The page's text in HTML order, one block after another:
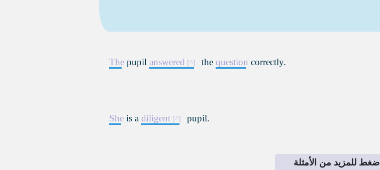
The pupil answered the question correctly.
She is a diligent pupil.
اضغط للمزيد من الأمثلة